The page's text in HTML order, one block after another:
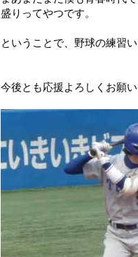
盛りってやつです。
ということで、野球の練習
今後とも応援よろしくお願